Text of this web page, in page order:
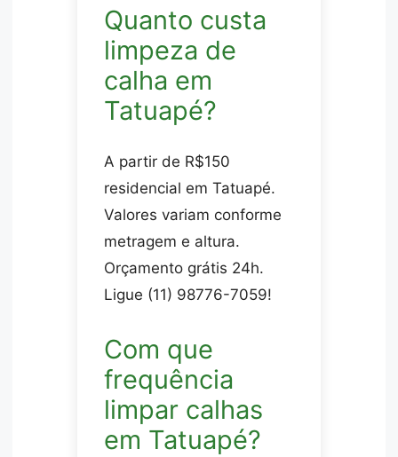
Quanto custa
limpeza de
calha em
Tatuapé?
A partir de R$150
residencial em Tatuapé.
Valores variam conforme
metragem e altura.
Orçamento grátis 24h.
Ligue (11) 98776-7059!
Com que
frequência
limpar calhas
em Tatuapé?